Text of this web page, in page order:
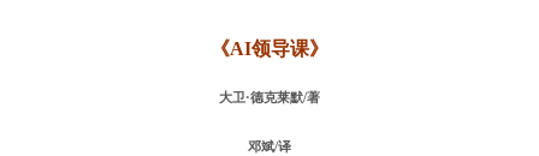
《AI领导课》
大卫·德克莱默/著
邓斌/译